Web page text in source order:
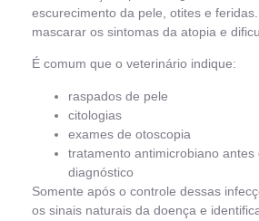
escurecimento da pele, otites e
mascarar os sintomas da atopia e
É comum que o veterinário indique:
raspados de pele
citologias
exames de otoscopia
tratamento antimicrobiano antes
diagnóstico
Somente após o controle dessas
os sinais naturais da doença e